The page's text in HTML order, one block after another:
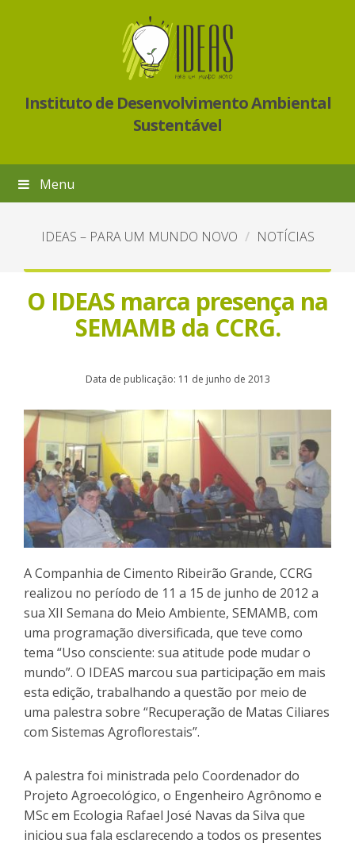
Instituto de Desenvolvimento Ambiental
Sustentável
Menu
IDEAS – PARA UM MUNDO NOVO NOTÍCIAS
O IDEAS marca presença na
SEMAMB da CCRG.
Data de publicação: 11 de junho de 2013
A Companhia de Cimento Ribeirão Grande, CCRG
realizou no período de 11 a 15 de junho de 2012 a
sua XII Semana do Meio Ambiente, SEMAMB, com
uma programação diversificada, que teve como
tema “Uso consciente: sua atitude pode mudar o
mundo”. O IDEAS marcou sua participação em mais
esta edição, trabalhando a questão por meio de
uma palestra sobre “Recuperação de Matas Ciliares
com Sistemas Agroflorestais”.
A palestra foi ministrada pelo Coordenador do
Projeto Agroecológico, o Engenheiro Agrônomo e
MSc em Ecologia Rafael José Navas da Silva que
iniciou sua fala esclarecendo a todos os presentes